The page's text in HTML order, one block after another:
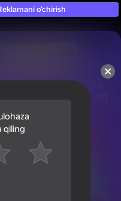
o‘chirish
yaxshi o‘yinlar, hatto
odamlar ham
qiling